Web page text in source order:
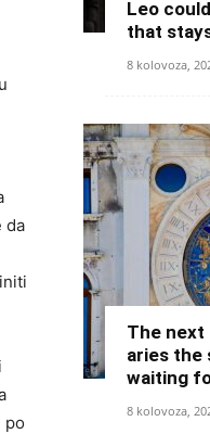
da
po
Leo
that
8 kolovoza,
The next
aries the
waiting
8 kolovoza,